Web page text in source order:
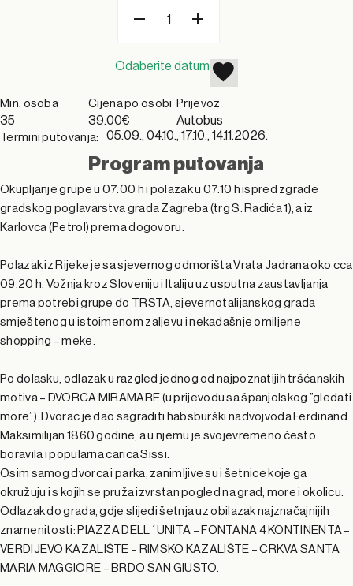
Odaberite datum
Min. osoba
35
Cijena po osobi
39.00€
Prijevoz
Autobus
Termini putovanja: 05.09., 04.10., 17.10., 14.11.2026.
Program putovanja
Okupljanje grupe u 07.00 h i polazak u 07.10 h ispred zgrade
gradskog poglavarstva grada Zagreba (trg S. Radića 1), a iz
Karlovca (Petrol) prema dogovoru.
Polazak iz Rijeke je sa sjevernog odmorišta Vrata Jadrana oko cca
09.20 h. Vožnja kroz Sloveniju i Italiju uz usputna zaustavljanja
prema potrebi grupe do TRSTA, sjevernotalijanskog grada
smještenog u istoimenom zaljevu i nekadašnje omiljene
shopping – meke.
Po dolasku, odlazak u razgled jednog od najpoznatijih tršćanskih
motiva – DVORCA MIRAMARE (u prijevodu sa španjolskog ”gledati
more”). Dvorac je dao sagraditi habsburški nadvojvoda Ferdinand
Maksimilijan 1860 godine, a u njemu je svojevremeno često
boravila i popularna carica Sissi.
Osim samog dvorca i parka, zanimljive su i šetnice koje ga
okružuju i s kojih se pruža izvrstan pogled na grad, more i okolicu.
Odlazak do grada, gdje slijedi šetnja uz obilazak najznačajnijih
znamenitosti: PIAZZA DELL´UNITA – FONTANA 4 KONTINENTA –
VERDIJEVO KAZALIŠTE – RIMSKO KAZALIŠTE – CRKVA SANTA
MARIA MAGGIORE – BRDO SAN GIUSTO.